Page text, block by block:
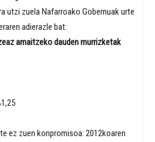
utzi zuela Nafarroako Gobernuak urte
adierazle bat:
amaitzeko dauden murrizketak
ez zuen konpromisoa: 2012koaren